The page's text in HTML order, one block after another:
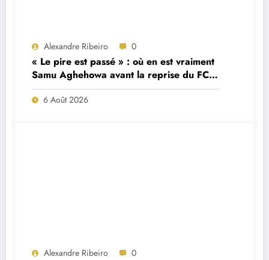
Alexandre Ribeiro 0
« Le pire est passé » : où en est vraiment
Samu Aghehowa avant la reprise du FC
Porto ?
6 Août 2026
Alexandre Ribeiro 0